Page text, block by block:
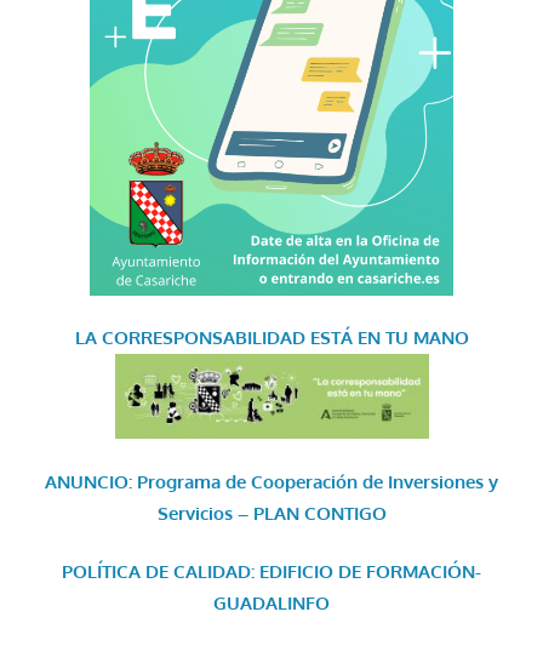
LA CORRESPONSABILIDAD ESTÁ EN TU MANO
ANUNCIO: Programa de Cooperación de Inversiones y
Servicios – PLAN CONTIGO
POLÍTICA DE CALIDAD: EDIFICIO DE FORMACIÓN-
GUADALINFO